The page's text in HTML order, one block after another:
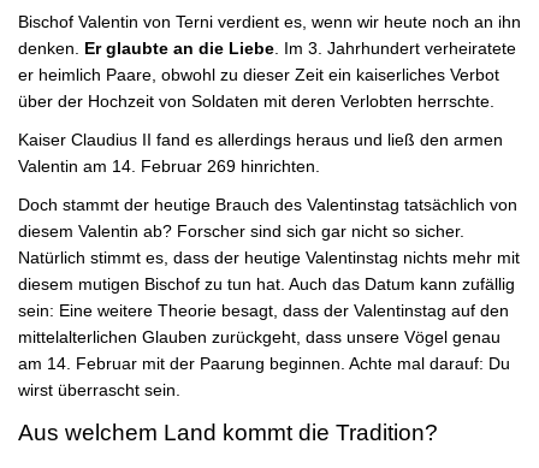
Bischof Valentin von Terni verdient es, wenn wir heute noch an ihn
denken. Er glaubte an die Liebe . Im 3. Jahrhundert verheiratete
er heimlich Paare, obwohl zu dieser Zeit ein kaiserliches Verbot
über der Hochzeit von Soldaten mit deren Verlobten herrschte.
Kaiser Claudius II fand es allerdings heraus und ließ den armen
Valentin am 14. Februar 269 hinrichten.
Doch stammt der heutige Brauch des Valentinstag tatsächlich von
diesem Valentin ab? Forscher sind sich gar nicht so sicher.
Natürlich stimmt es, dass der heutige Valentinstag nichts mehr mit
diesem mutigen Bischof zu tun hat. Auch das Datum kann zufällig
sein: Eine weitere Theorie besagt, dass der Valentinstag auf den
mittelalterlichen Glauben zurückgeht, dass unsere Vögel genau
am 14. Februar mit der Paarung beginnen. Achte mal darauf: Du
wirst überrascht sein.
Aus welchem Land kommt die Tradition?